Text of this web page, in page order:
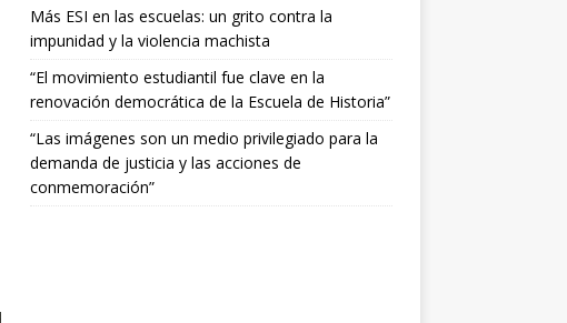
Más ESI en las escuelas: un grito contra la
impunidad y la violencia machista
“El movimiento estudiantil fue clave en la
renovación democrática de la Escuela de Historia”
“Las imágenes son un medio privilegiado para la
demanda de justicia y las acciones de
conmemoración”